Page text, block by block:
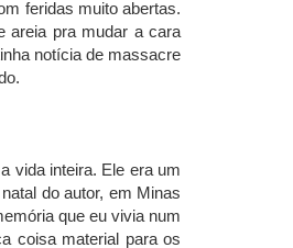
feridas muito abertas.
areia pra mudar a cara
notícia de massacre
vida inteira. Ele era um
do autor, em Minas
que eu vivia num
coisa material para os